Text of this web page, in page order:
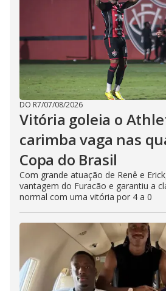
DO R7/07/08/2026
Vitória goleia o
carimba vaga nas
Copa do Brasil
Com grande atuação de Renê e
vantagem do Furacão e garantiu a
normal com uma vitória por 4 a 0